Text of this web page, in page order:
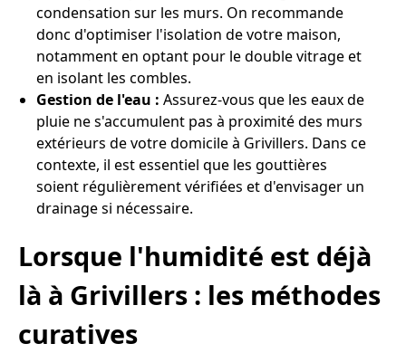
condensation sur les murs. On recommande
donc d'optimiser l'isolation de votre maison,
notamment en optant pour le double vitrage et
en isolant les combles.
Gestion de l'eau : Assurez-vous que les eaux de
pluie ne s'accumulent pas à proximité des murs
extérieurs de votre domicile à Grivillers. Dans ce
contexte, il est essentiel que les gouttières
soient régulièrement vérifiées et d'envisager un
drainage si nécessaire.
Lorsque l'humidité est déjà
là à Grivillers : les méthodes
curatives